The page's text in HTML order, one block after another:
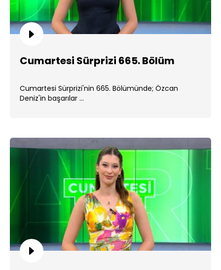
Cumartesi Sürprizi 665. Bölüm
Cumartesi Sürprizi'nin 665. Bölümünde; Özcan
Deniz'in başarılar ...